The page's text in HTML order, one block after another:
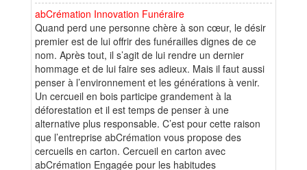
abCrémation Innovation Funéraire
Quand perd une personne chère à son cœur, le désir
premier est de lui offrir des funérailles dignes de ce
nom. Après tout, il s’agit de lui rendre un dernier
hommage et de lui faire ses adieux. Mais il faut aussi
penser à l’environnement et les générations à venir.
Un cercueil en bois participe grandement à la
déforestation et il est temps de penser à une
alternative plus responsable. C’est pour cette raison
que l’entreprise abCrémation vous propose des
cercueils en carton. Cercueil en carton avec
abCrémation Engagée pour les habitudes